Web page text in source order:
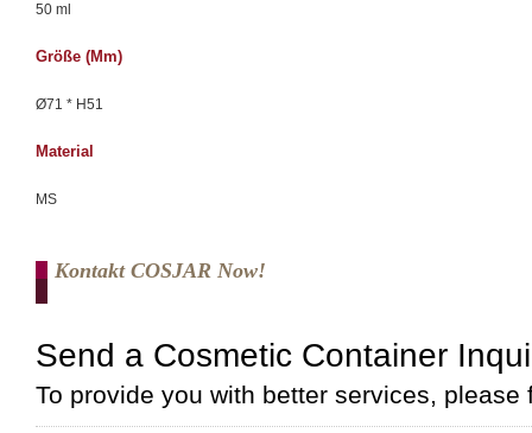
50 ml
Größe (mm)
Ø71 * H51
Material
MS
Kontakt COSJAR Now!